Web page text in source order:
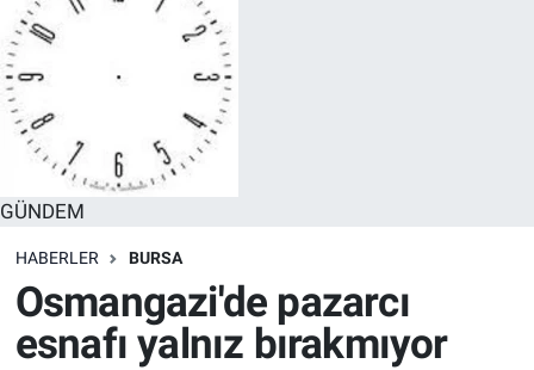
GÜNDEM
HABERLER BURSA
Osmangazi'de pazarcı
esnafı yalnız bırakmıyor